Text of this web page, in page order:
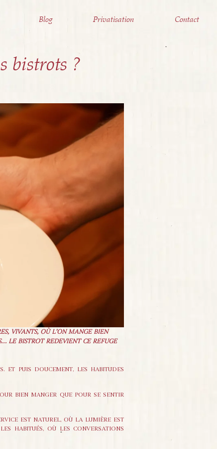
Blog Privatisation Contact
bistrots ?
VIVANTS, OÙ L’ON MANGE BIEN
LE BISTROT REDEVIENT CE REFUGE
ET PUIS DOUCEMENT, LES HABITUDES
BIEN MANGER QUE POUR SE SENTIR
EST NATUREL, OÙ LA LUMIÈRE EST
HABITUÉS, OÙ LES CONVERSATIONS